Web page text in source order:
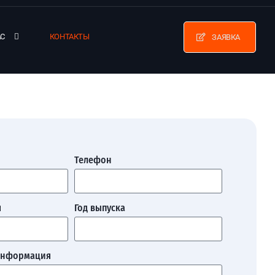
КОНТАКТЫ ЗАЯВКА
Телефон
Год выпуска